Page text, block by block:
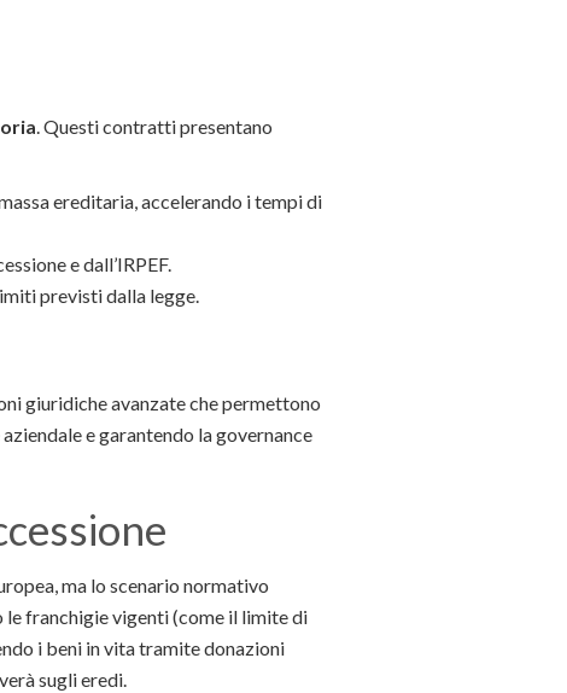
. Questi contratti presentano
ereditaria, accelerando i tempi di
e dall’IRPEF.
previsti dalla legge.
giuridiche avanzate che permettono
e garantendo la governance
ma lo scenario normativo
franchigie vigenti (come il limite di
i beni in vita tramite donazioni
sugli eredi.